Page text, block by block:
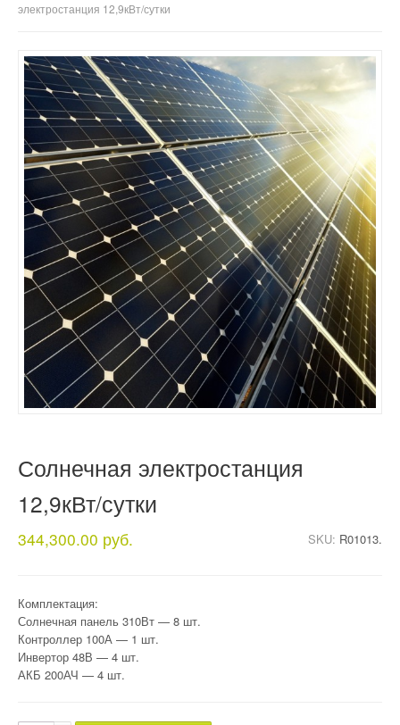
электростанция 12,9кВт/сутки
Солнечная электростанция
12,9кВт/сутки
344,300.00 руб. SKU: R01013.
Комплектация:
Солнечная панель 310Вт — 8 шт.
Контроллер 100А — 1 шт.
Инвертор 48В — 4 шт.
АКБ 200АЧ — 4 шт.